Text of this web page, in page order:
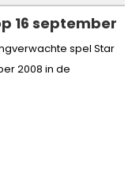
16 september
spel Star
2008 in de